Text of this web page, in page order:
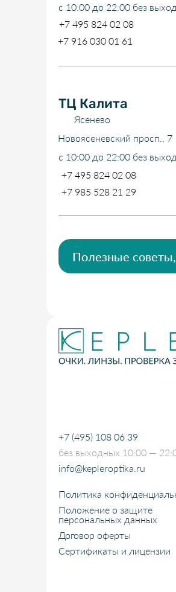
+7 985 528 21 29
+7 916 030 01 61
+7 495 824 02 08
+7 495 824 02 08
с 10:00 до 22:00 без
с 10:00 до 22:00 без
Новоясеневский просп., 7
Ясенево
ТЦ Калита
Полезные
без выходных 10:00 —
Сертификаты и лицензии
Договор оферты
Положение о защите
персональных данных
Политика
info@kepleroptika.ru
+7 (495) 108 06 39